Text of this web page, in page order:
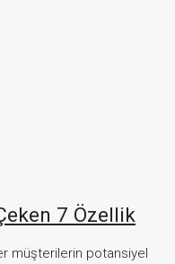
7 Özellik
müşterilerin potansiyel